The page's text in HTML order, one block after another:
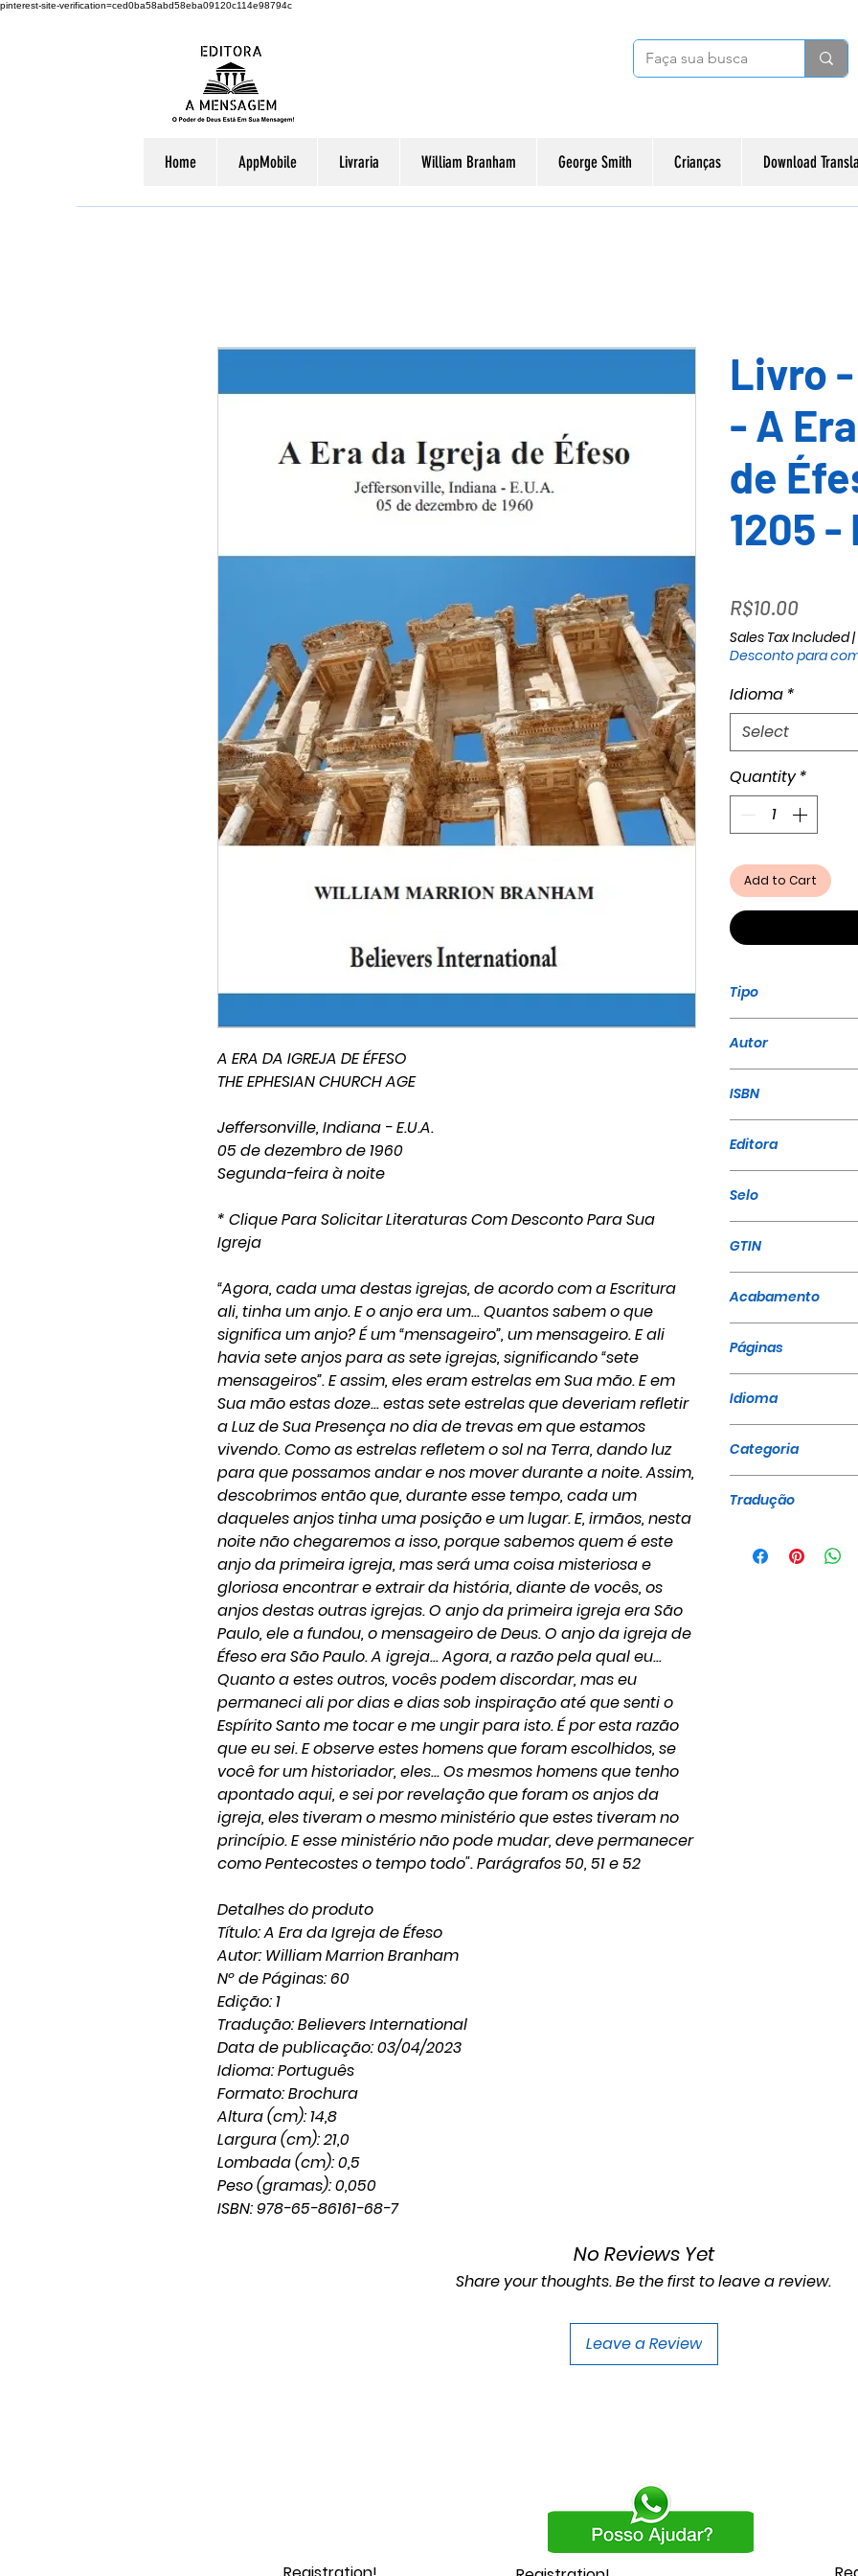
pinterest-site-verification=ced0ba58abd58eba09120c114e98794c
Home AppMobile Livraria William Branham George Smith Crianças Download
A ERA DA IGREJA DE ÉFESO
THE EPHESIAN CHURCH AGE
Jeffersonville, Indiana - E.U.A.
05 de dezembro de 1960
Segunda-feira à noite
* Clique Para Solicitar Literaturas Com Desconto Para Sua
Igreja
“Agora, cada uma destas igrejas, de acordo com a Escritura
ali, tinha um anjo. E o anjo era um... Quantos sabem o que
significa um anjo? É um “mensageiro”, um mensageiro. E ali
havia sete anjos para as sete igrejas, significando “sete
mensageiros”. E assim, eles eram estrelas em Sua mão. E em
Sua mão estas doze... estas sete estrelas que deveriam refletir
a Luz de Sua Presença no dia de trevas em que estamos
vivendo. Como as estrelas refletem o sol na Terra, dando luz
para que possamos andar e nos mover durante a noite. Assim,
descobrimos então que, durante esse tempo, cada um
daqueles anjos tinha uma posição e um lugar. E, irmãos, nesta
noite não chegaremos a isso, porque sabemos quem é este
anjo da primeira igreja, mas será uma coisa misteriosa e
gloriosa encontrar e extrair da história, diante de vocês, os
anjos destas outras igrejas. O anjo da primeira igreja era São
Paulo, ele a fundou, o mensageiro de Deus. O anjo da igreja de
Éfeso era São Paulo. A igreja... Agora, a razão pela qual eu...
Quanto a estes outros, vocês podem discordar, mas eu
permaneci ali por dias e dias sob inspiração até que senti o
Espírito Santo me tocar e me ungir para isto. É por esta razão
que eu sei. E observe estes homens que foram escolhidos, se
você for um historiador, eles... Os mesmos homens que tenho
apontado aqui, e sei por revelação que foram os anjos da
igreja, eles tiveram o mesmo ministério que estes tiveram no
princípio. E esse ministério não pode mudar, deve permanecer
como Pentecostes o tempo todo". Parágrafos 50, 51 e 52
Detalhes do produto
Título: A Era da Igreja de Éfeso
Autor: William Marrion Branham
Nº de Páginas: 60
Edição: 1
Tradução: Believers International
Data de publicação: 03/04/2023
Idioma: Português
Formato: Brochura
Altura (cm): 14,8
Largura (cm): 21,0
Lombada (cm): 0,5
Peso (gramas): 0,050
ISBN: 978-65-86161-68-7
Livro
- A
de
1205
R$10.00Price
Sales Tax Included|
Desconto para
Idioma *
Select
Quantity *
Add to Cart
Tipo
Autor
ISBN
Editora
Selo
GTIN
Acabamento
Páginas
Idioma
Categoria
Tradução
No Reviews Yet
Share your thoughts. Be the first to leave a review.
Leave a Review